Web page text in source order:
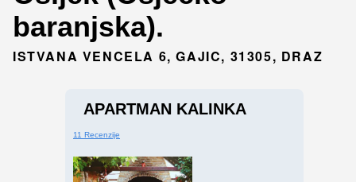
baranjska).
ISTVANA VENCELA 6, GAJIC, 31305, DRAZ
APARTMAN KALINKA
11 Recenzije